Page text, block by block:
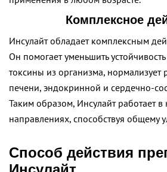
Комплексное
Инсулайт обладает комплексным
Он помогает уменьшить
токсины из организма, нормализует
печени, эндокринной и сердечно-
Таким образом, Инсулайт работает в
направлениях, способствуя общему
Способ действия